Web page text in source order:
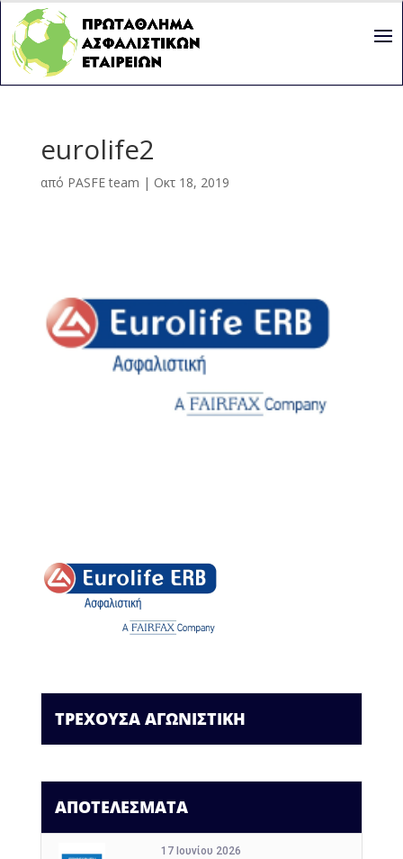
eurolife2
από PASFE team | Οκτ 18, 2019
ΤΡΕΧΟΥΣΑ ΑΓΩΝΙΣΤΙΚΗ
ΑΠΟΤΕΛΕΣΜΑΤΑ
17 Ιουνίου 2026